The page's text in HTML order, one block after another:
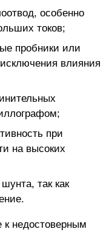
особенно
токов;
пробники или
влияния
при
на высоких
так как
недостоверным